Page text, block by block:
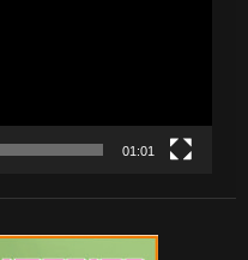
01:01